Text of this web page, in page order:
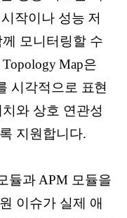
작이나 성능 저
모니터링할 수
Map은
시각적으로 표현
와 상호 연관성
지원합니다.
듈과 APM 모듈을
이슈가 실제 애